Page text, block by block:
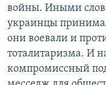
войны. Иными
украинцы
они воевали и
тоталитаризма. И
компромиссный